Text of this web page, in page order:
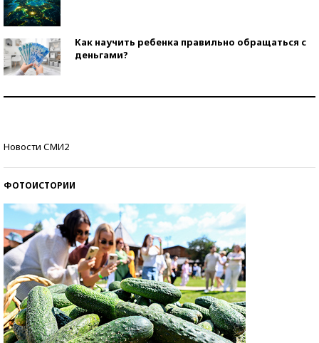
Как научить ребенка правильно обращаться с
деньгами?
Новости СМИ2
ФОТОИСТОРИИ